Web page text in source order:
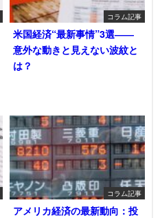
コラム記事
米国経済“最新事情”3選――
意外な動きと見えない波紋と
は？
コラム記事
アメリカ経済の最新動向：投